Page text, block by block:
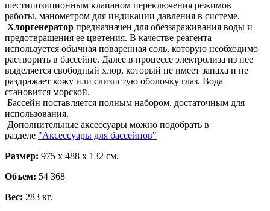
шестипозиционным клапаном переключения режимов
работы, манометром для индикации давления в системе.
Хлоргенератор предназначен для обеззараживания воды и
предотвращения ее цветения. В качестве реагента
используется обычная поваренная соль, которую необходимо
растворить в бассейне. Далее в процессе электролиза из нее
выделяется свободный хлор, который не имеет запаха и не
раздражает кожу или слизистую оболочку глаз. Вода
становится морской.
Бассейн поставляется полным набором, достаточным для
использования.
Дополнительные аксессуары можно подобрать в
разделе "Аксессуары для бассейнов"
Размер: 975 х 488 х 132 см.
Объем: 54 368
Вес: 283 кг.